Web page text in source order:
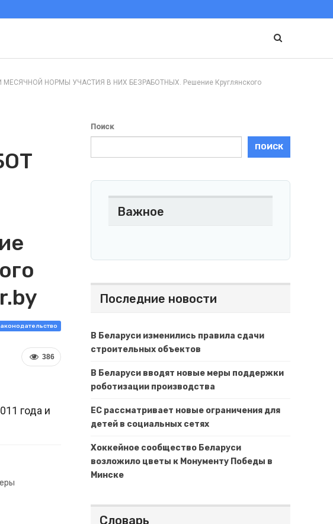
НОРМЫ УЧАСТИЯ В НИХ БЕЗРАБОТНЫХ. Решение Круглянского
386
года и
Поиск
ПОИСК
Важное
Последние новости
В Беларуси изменились правила сдачи
строительных объектов
В Беларуси вводят новые меры поддержки
роботизации производства
ЕС рассматривает новые ограничения для
детей в социальных сетях
Хоккейное сообщество Беларуси
возложило цветы к Монументу Победы в
Минске
Словарь